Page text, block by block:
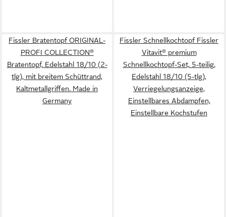
Fissler Bratentopf ORIGINAL-
PROFI COLLECTION®
Bratentopf, Edelstahl 18/10 (2-
tlg), mit breitem Schüttrand,
Kaltmetallgriffen. Made in
Germany
Fissler Schnellkochtopf Fissler
Vitavit® premium
Schnellkochtopf-Set, 5-teilig,
Edelstahl 18/10 (5-tlg),
Verriegelungsanzeige,
Einstellbares Abdampfen,
Einstellbare Kochstufen